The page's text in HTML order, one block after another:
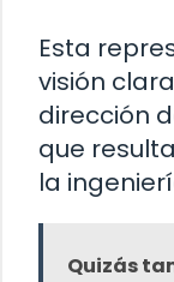
Esta
visión
dirección
que
la
Quizás